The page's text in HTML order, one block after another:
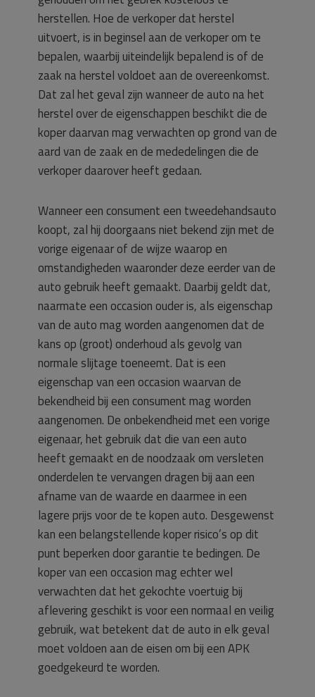
herstellen. Hoe de verkoper dat herstel
uitvoert, is in beginsel aan de verkoper om te
bepalen, waarbij uiteindelijk bepalend is of de
zaak na herstel voldoet aan de overeenkomst.
Dat zal het geval zijn wanneer de auto na het
herstel over de eigenschappen beschikt die de
koper daarvan mag verwachten op grond van de
aard van de zaak en de mededelingen die de
verkoper daarover heeft gedaan.
Wanneer een consument een tweedehandsauto
koopt, zal hij doorgaans niet bekend zijn met de
vorige eigenaar of de wijze waarop en
omstandigheden waaronder deze eerder van de
auto gebruik heeft gemaakt. Daarbij geldt dat,
naarmate een occasion ouder is, als eigenschap
van de auto mag worden aangenomen dat de
kans op (groot) onderhoud als gevolg van
normale slijtage toeneemt. Dat is een
eigenschap van een occasion waarvan de
bekendheid bij een consument mag worden
aangenomen. De onbekendheid met een vorige
eigenaar, het gebruik dat die van een auto
heeft gemaakt en de noodzaak om versleten
onderdelen te vervangen dragen bij aan een
afname van de waarde en daarmee in een
lagere prijs voor de te kopen auto. Desgewenst
kan een belangstellende koper risico’s op dit
punt beperken door garantie te bedingen. De
koper van een occasion mag echter wel
verwachten dat het gekochte voertuig bij
aflevering geschikt is voor een normaal en veilig
gebruik, wat betekent dat de auto in elk geval
moet voldoen aan de eisen om bij een APK
goedgekeurd te worden.